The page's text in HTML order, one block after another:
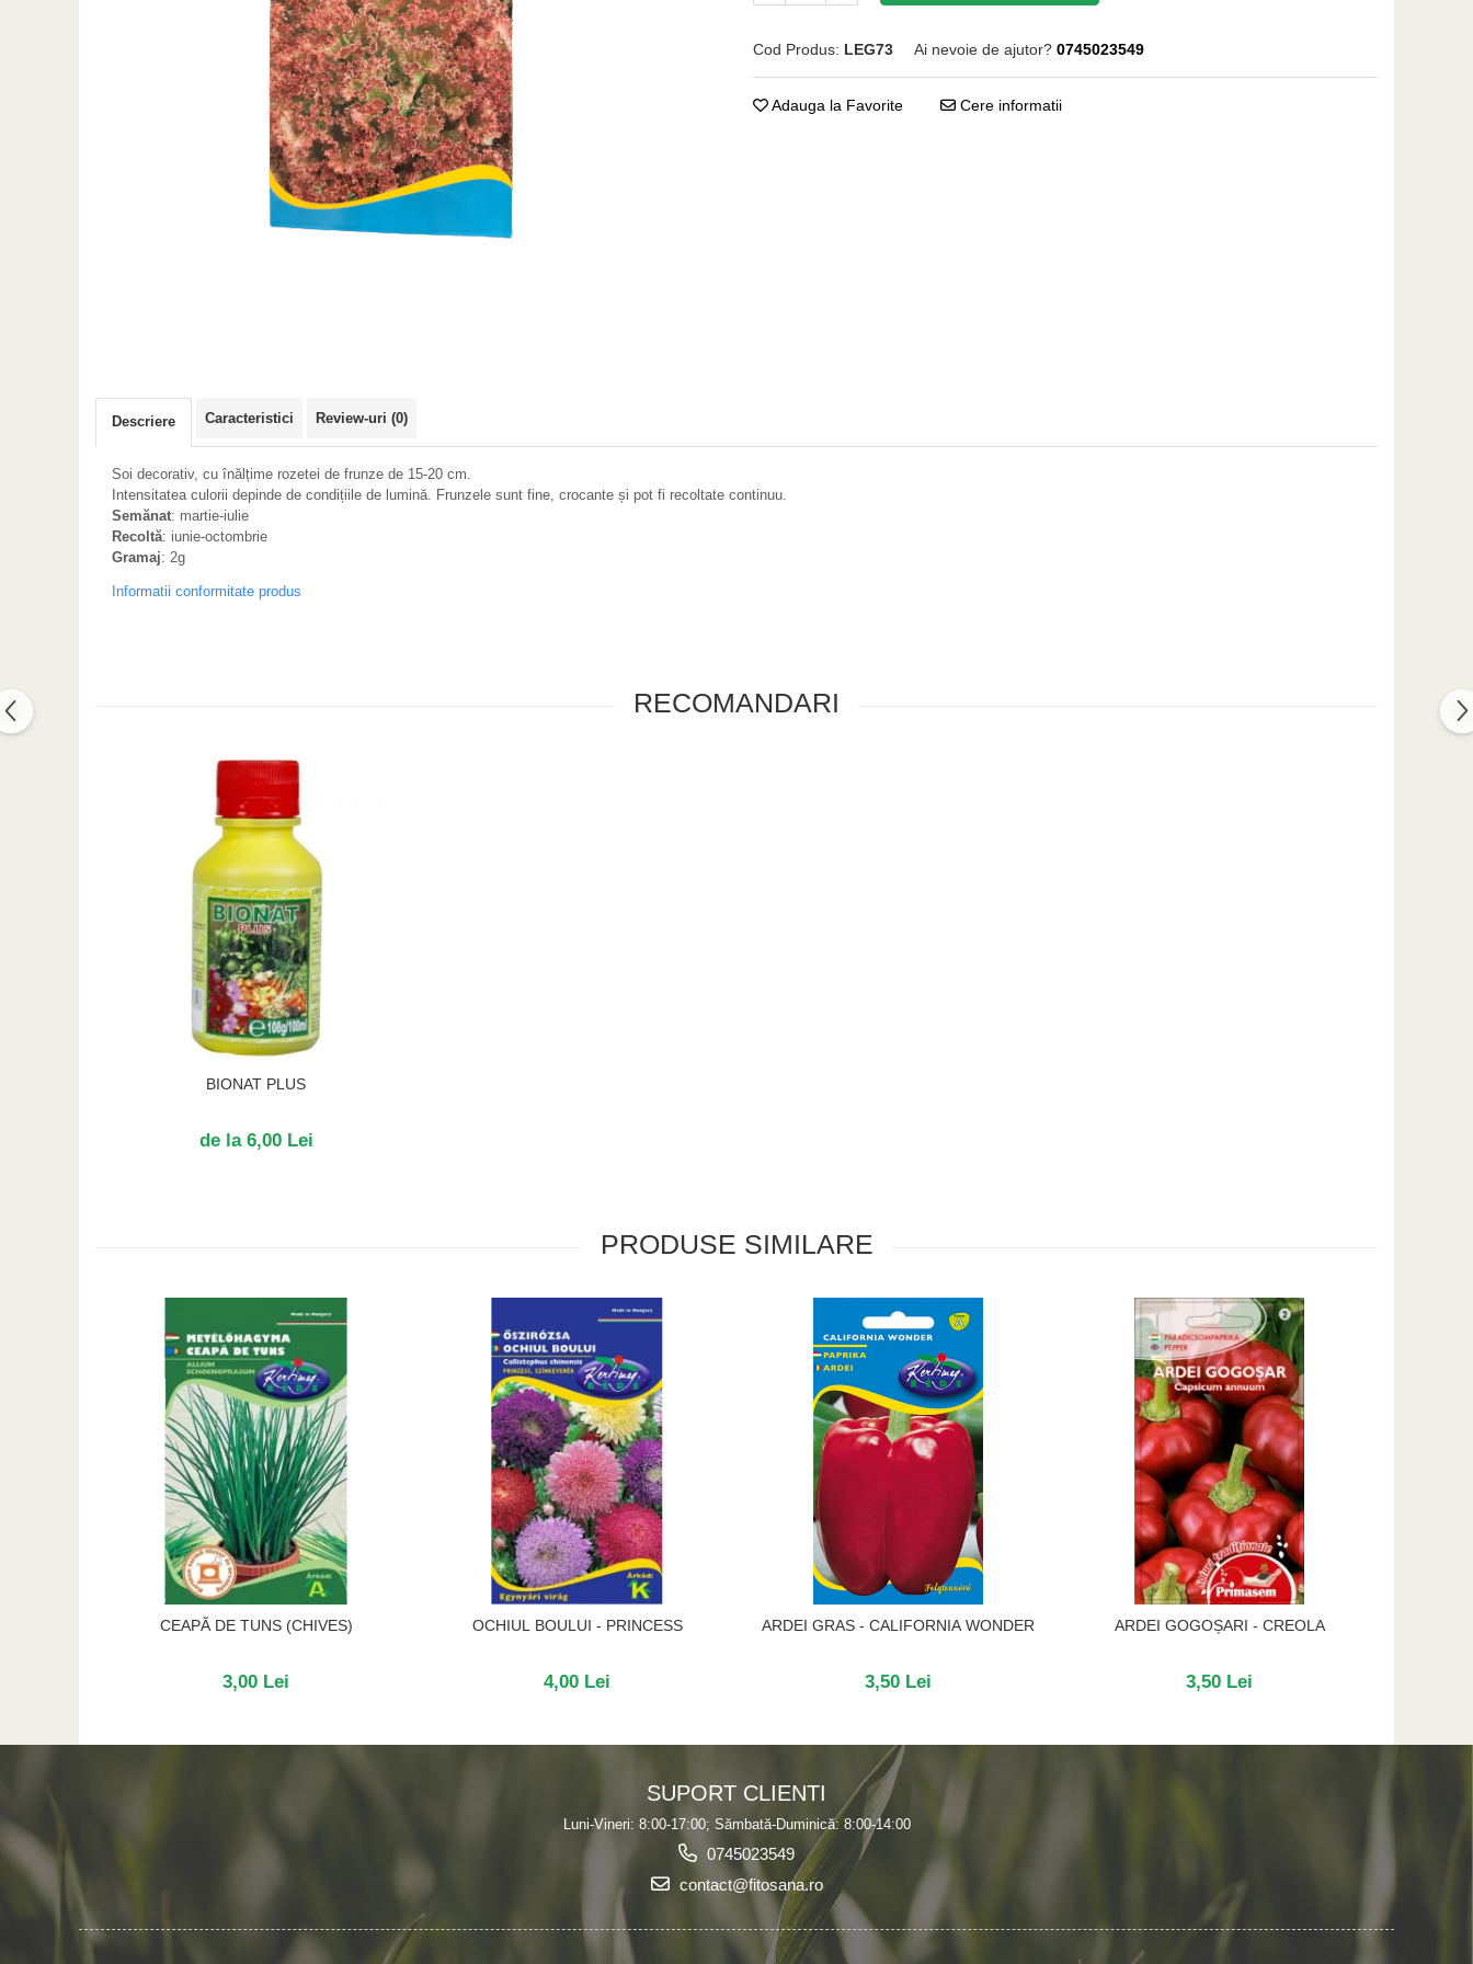
Cod Produs: LEG73 Ai nevoie de ajutor? 0745023549
Adauga la Favorite Cere informatii
Descriere Caracteristici Review-uri (0)
Soi decorativ, cu înălțime rozetei de frunze de 15-20 cm.
Intensitatea culorii depinde de condițiile de lumină. Frunzele sunt fine, crocante și pot fi recoltate continuu.
Semănat: martie-iulie
Recoltă: iunie-octombrie
Gramaj: 2g
Informatii conformitate produs
RECOMANDARI
BIONAT PLUS
de la 6,00 Lei
PRODUSE SIMILARE
CEAPĂ DE TUNS (CHIVES)
3,00 Lei
OCHIUL BOULUI - PRINCESS
4,00 Lei
ARDEI GRAS - CALIFORNIA WONDER
3,50 Lei
ARDEI GOGOȘARI - CREOLA
3,50 Lei
SUPORT CLIENTI
Luni-Vineri: 8:00-17:00; Sămbată-Duminică: 8:00-14:00
0745023549
contact@fitosana.ro